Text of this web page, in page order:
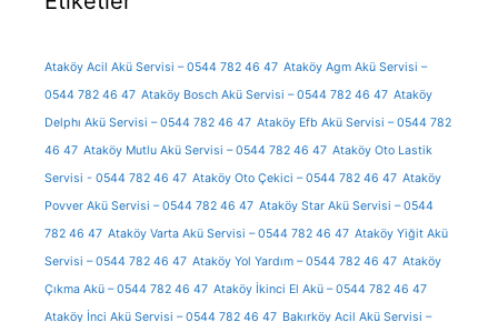
Ataköy Acil Akü Servisi – 0544 782 46 47 Ataköy Agm Akü Servisi –
0544 782 46 47 Ataköy Bosch Akü Servisi – 0544 782 46 47 Ataköy
Delphı Akü Servisi – 0544 782 46 47 Ataköy Efb Akü Servisi – 0544 782
46 47 Ataköy Mutlu Akü Servisi – 0544 782 46 47 Ataköy Oto Lastik
Servisi - 0544 782 46 47 Ataköy Oto Çekici – 0544 782 46 47 Ataköy
Povver Akü Servisi – 0544 782 46 47 Ataköy Star Akü Servisi – 0544
782 46 47 Ataköy Varta Akü Servisi – 0544 782 46 47 Ataköy Yiğit Akü
Servisi – 0544 782 46 47 Ataköy Yol Yardım – 0544 782 46 47 Ataköy
Çıkma Akü – 0544 782 46 47 Ataköy İkinci El Akü – 0544 782 46 47
Ataköy İnci Akü Servisi – 0544 782 46 47 Bakırköy Acil Akü Servisi –